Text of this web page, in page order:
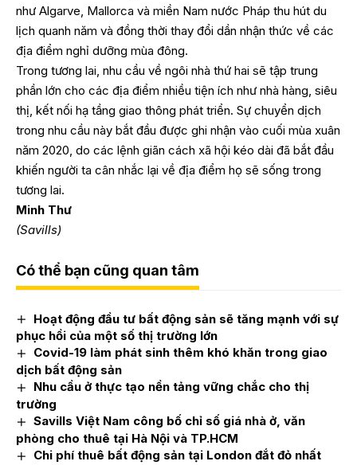
như Algarve, Mallorca và miền Nam nước Pháp thu hút du
lịch quanh năm và đồng thời thay đổi dần nhận thức về các
địa điểm nghỉ dưỡng mùa đông.
Trong tương lai, nhu cầu về ngôi nhà thứ hai sẽ tập trung
phần lớn cho các địa điểm nhiều tiện ích như nhà hàng, siêu
thị, kết nối hạ tầng giao thông phát triển. Sự chuyển dịch
trong nhu cầu này bắt đầu được ghi nhận vào cuối mùa xuân
năm 2020, do các lệnh giãn cách xã hội kéo dài đã bắt đầu
khiến người ta cân nhắc lại về địa điểm họ sẽ sống trong
tương lai.
Minh Thư
(Savills)
Có thể bạn cũng quan tâm
Hoạt động đầu tư bất động sản sẽ tăng mạnh với sự
phục hồi của một số thị trường lớn
Covid-19 làm phát sinh thêm khó khăn trong giao
dịch bất động sản
Nhu cầu ở thực tạo nền tảng vững chắc cho thị
trường
Savills Việt Nam công bố chỉ số giá nhà ở, văn
phòng cho thuê tại Hà Nội và TP.HCM
Chi phí thuê bất động sản tại London đắt đỏ nhất